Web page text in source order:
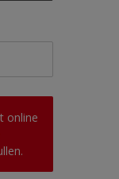
online